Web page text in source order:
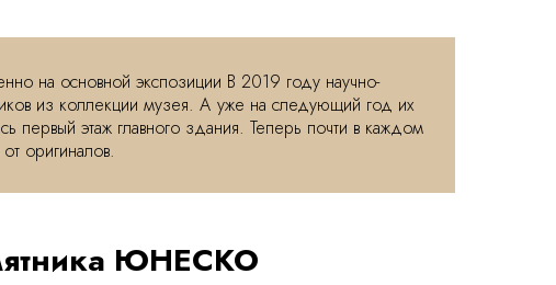
на основной экспозиции В 2019 году научно-
из коллекции музея. А уже на следующий год их
первый этаж главного здания. Теперь почти в каждом
оригиналов.
ЮНЕСКО